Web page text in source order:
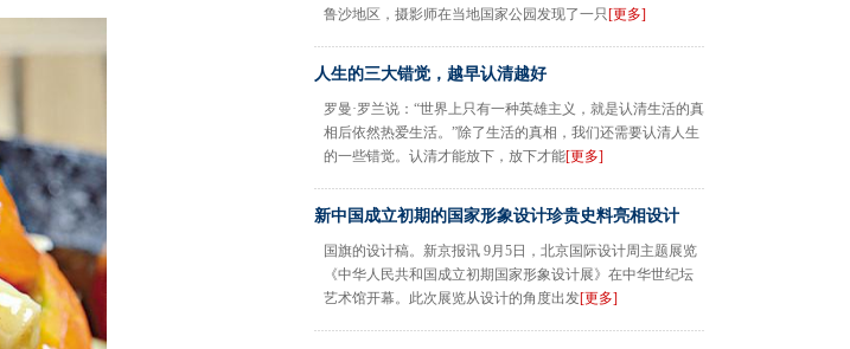
鲁沙地区，摄影师在当地国家公园发现了一只 [更多]
人生的三大错觉，越早认清越好
罗曼·罗兰说：“世界上只有一种英雄主义，就是认清生活的真
相后依然热爱生活。”除了生活的真相，我们还需要认清人生
的一些错觉。认清才能放下，放下才能[更多]
新中国成立初期的国家形象设计珍贵史料亮相设计
国旗的设计稿。新京报讯 9月5日，北京国际设计周主题展览
《中华人民共和国成立初期国家形象设计展》在中华世纪坛
艺术馆开幕。此次展览从设计的角度出发[更多]